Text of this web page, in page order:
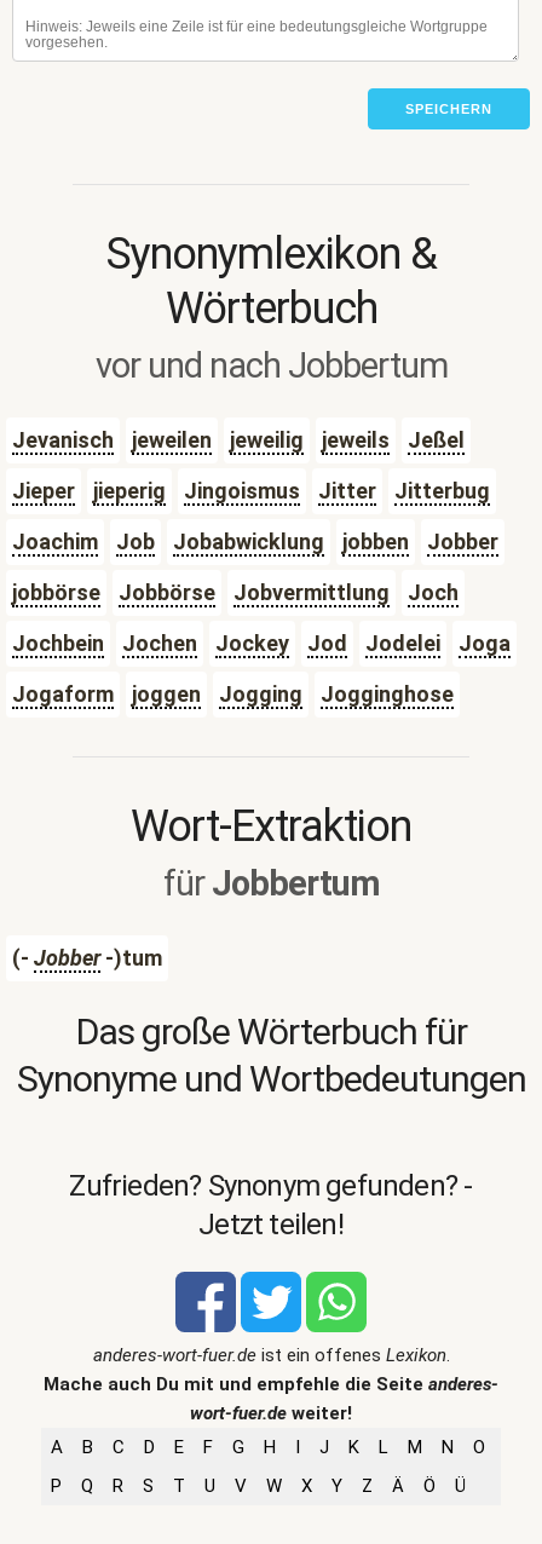
SPEICHERN
Synonymlexikon &
Wörterbuch
vor und nach Jobbertum
Jevanisch jeweilen jeweilig jeweils
Jeßel
Jieper
jieperig Jingoismus Jitter
Jitterbug
Joachim
Job Jobabwicklung jobben
Jobber
jobbörse
Jobbörse Jobvermittlung
Joch
Jochbein
Jochen Jockey Jod Jodelei
Joga
Jogaform
joggen Jogging Jogginghose
Wort-Extraktion
fürJobbertum
(- Jobber-)tum
Das große Wörterbuch für
Synonyme und Wortbedeutungen
Zufrieden? Synonym gefunden? -
Jetzt teilen!
anderes-wort-fuer.deist ein offenes Lexikon.
Mache auch Du mit und empfehle die Seite anderes-
wort-fuer.de weiter!
A
B C D E F G H I J K L M N
O
P
Q R S T U V W X Y Z Ä Ö Ü